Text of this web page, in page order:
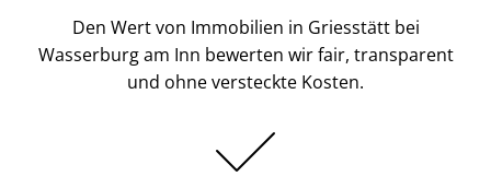
Den Wert von Immobilien in Griesstätt bei
Wasserburg am Inn bewerten wir fair, transparent
und ohne versteckte Kosten.